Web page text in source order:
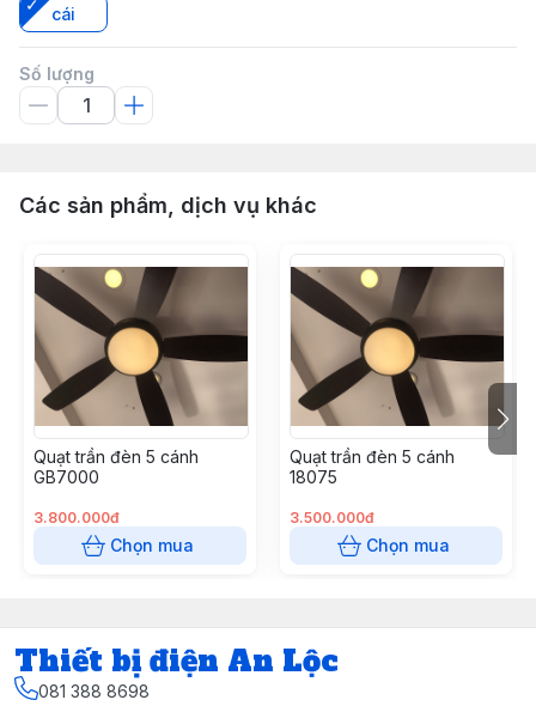
cái
Số lượng
Các sản phẩm, dịch vụ khác
Quạt trần đèn 5 cánh
GB7000
3.800.000đ
Chọn mua
Quạt trần đèn 5 cánh
18075
3.500.000đ
Chọn mua
Thiết bị điện An Lộc
081 388 8698